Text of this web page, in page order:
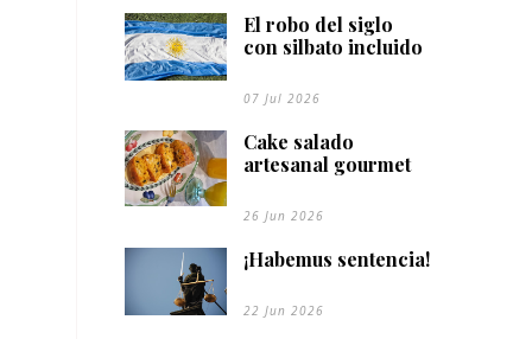
El robo del siglo
con silbato incluido
07 Jul 2026
Cake salado
artesanal gourmet
26 Jun 2026
¡Habemus sentencia!
22 Jun 2026